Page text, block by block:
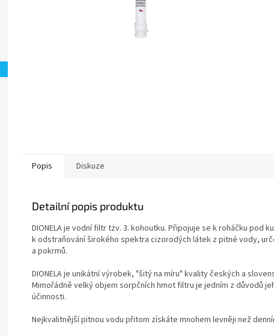
Popis Diskuze
Detailní popis produktu
DIONELA je vodní filtr tzv. 3. kohoutku. Připojuje se k roháčku pod
k odstraňování širokého spektra cizorodých látek z pitné vody,
a pokrmů.
DIONELA je unikátní výrobek, "šitý na míru" kvality českých a
Mimořádně velký objem sorpčních hmot filtru je jedním z důvodů
účinnosti.
Nejkvalitnější pitnou vodu přitom získáte mnohem levněji než